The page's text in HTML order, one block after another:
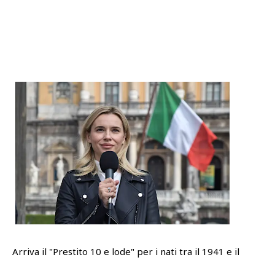
Arriva il "Prestito 10 e lode" per i nati tra il 1941 e il